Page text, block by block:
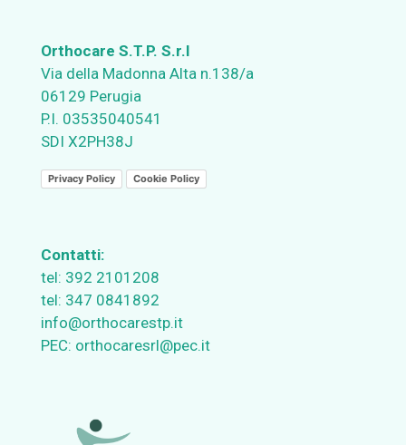
Orthocare S.T.P. S.r.l
Via della Madonna Alta n.138/a
06129 Perugia
P.I. 03535040541
SDI X2PH38J
Privacy Policy Cookie Policy
Contatti:
tel: 392 2101208
tel: 347 0841892
info@orthocarestp.it
PEC: orthocaresrl@pec.it